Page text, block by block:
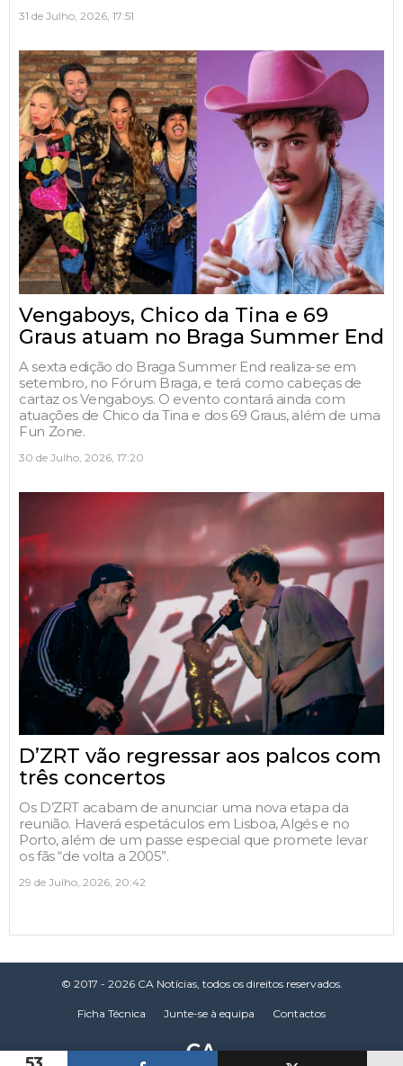
31 de Julho, 2026, 17:51
Vengaboys, Chico da Tina e 69
Graus atuam no Braga Summer End
A sexta edição do Braga Summer End realiza-se em
setembro, no Fórum Braga, e terá como cabeças de
cartaz os Vengaboys. O evento contará ainda com
atuações de Chico da Tina e dos 69 Graus, além de uma
Fun Zone.
30 de Julho, 2026, 17:20
D’ZRT vão regressar aos palcos com
três concertos
Os D’ZRT acabam de anunciar uma nova etapa da
reunião. Haverá espetáculos em Lisboa, Algés e no
Porto, além de um passe especial que promete levar
os fãs “de volta a 2005”.
29 de Julho, 2026, 20:42
© 2017 - 2026 CA Notícias, todos os direitos reservados.
Ficha Técnica Junte-se à equipa Contactos